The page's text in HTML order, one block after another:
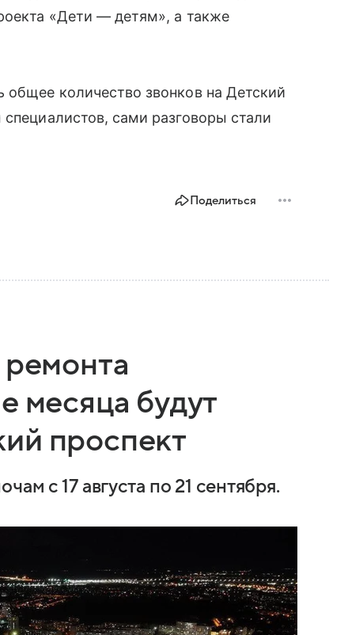
«Дети — детям», а также
количество звонков на Детский
сами разговоры стали
Поделиться
ремонта
месяца будут
проспект
с 17 августа по 21 сентября.